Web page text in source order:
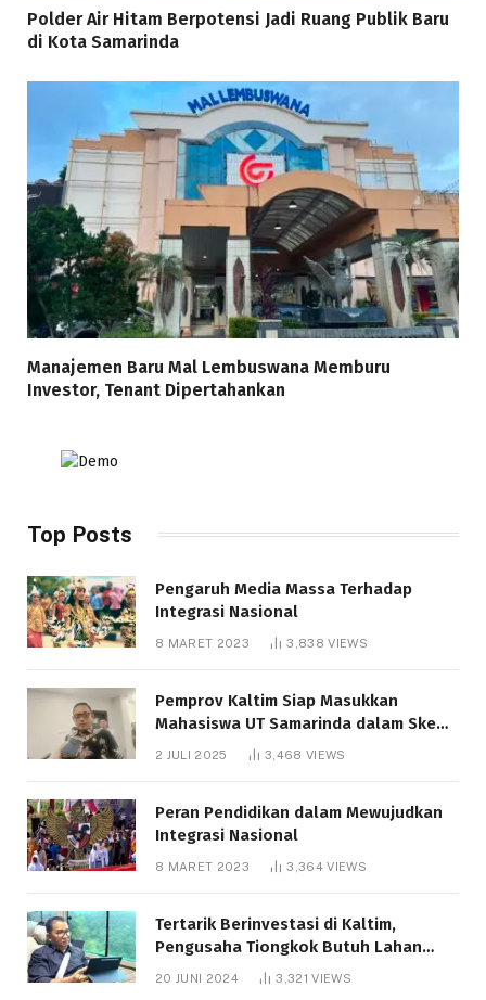
Polder Air Hitam Berpotensi Jadi Ruang Publik Baru
di Kota Samarinda
Manajemen Baru Mal Lembuswana Memburu
Investor, Tenant Dipertahankan
Top Posts
Pengaruh Media Massa Terhadap
Integrasi Nasional
8 MARET 2023 3,838VIEWS
Pemprov Kaltim Siap Masukkan
Mahasiswa UT Samarinda dalam Skema
Bantuan Pendidikan Gratispol
2 JULI 2025 3,468 VIEWS
Peran Pendidikan dalam Mewujudkan
Integrasi Nasional
8 MARET 2023 3,364VIEWS
Tertarik Berinvestasi di Kaltim,
Pengusaha Tiongkok Butuh Lahan
1.000 Hektare
20 JUNI 2024 3,321VIEWS